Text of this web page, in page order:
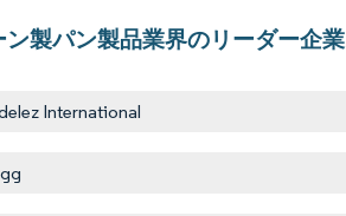
ン製パン製品業界のリーダー企業
International